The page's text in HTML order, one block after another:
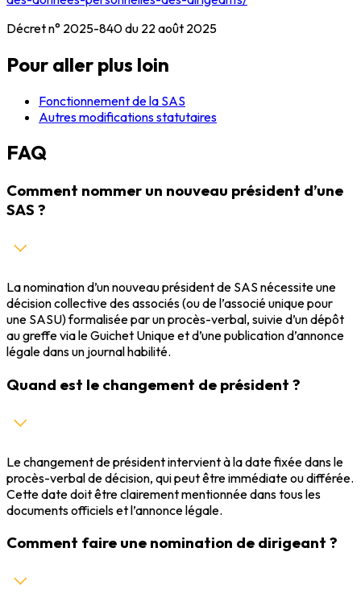
Décret n° 2025-840 du 22 août 2025
Pour aller plus loin
Fonctionnement de la SAS
Autres modifications statutaires
FAQ
Comment nommer un nouveau président d’une
SAS ?
La nomination d’un nouveau président de SAS nécessite une
décision collective des associés (ou de l’associé unique pour
une SASU) formalisée par un procès-verbal, suivie d’un dépôt
au greffe via le Guichet Unique et d’une publication d’annonce
légale dans un journal habilité.
Quand est le changement de président ?
Le changement de président intervient à la date fixée dans le
procès-verbal de décision, qui peut être immédiate ou différée.
Cette date doit être clairement mentionnée dans tous les
documents officiels et l’annonce légale.
Comment faire une nomination de dirigeant ?